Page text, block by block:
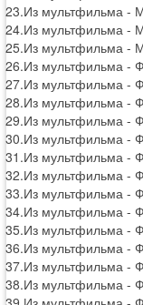
23.Из мультфильма -
24.Из мультфильма -
25.Из мультфильма -
26.Из мультфильма -
27.Из мультфильма -
28.Из мультфильма -
29.Из мультфильма -
30.Из мультфильма -
31.Из мультфильма -
32.Из мультфильма -
33.Из мультфильма -
34.Из мультфильма -
35.Из мультфильма -
36.Из мультфильма -
37.Из мультфильма -
38.Из мультфильма -